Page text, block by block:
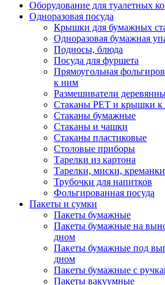
Оборудование для туалетных
Одноразовая посуда
Крышки для бумажных
Одноразовая бумажная
Подносы, блюда
Посуда для фуршета
Прямоугольная
к ним
Размешиватели
Стаканы PET и крышки
Стаканы бумажные
Стаканы и чашки
Стаканы пластиковые
Столовые приборы
Тарелки из картона
Тарелки, миски, креманки
Трубочки для напитков
Фольгированная посуда
Пакеты и сумки
Пакеты бумажные
Пакеты бумажные на
дном
Пакеты бумажные под
дном
Пакеты бумажные с
Пакеты вакуумные